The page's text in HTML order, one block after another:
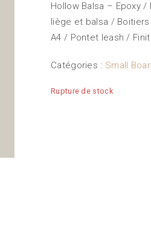
Hollow Balsa – Epoxy
liège et balsa /
A4 / Pontet leash /
Catégories : Small
Rupture de stock